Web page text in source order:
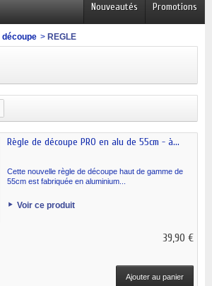
Promotions
Nouveautés
> REGLE
Règle de découpe PRO en alu de 55cm - à...
Cette nouvelle règle de découpe haut de gamme de
55cm est fabriquée en aluminium...
Voir ce produit
39,90 €
Ajouter au panier